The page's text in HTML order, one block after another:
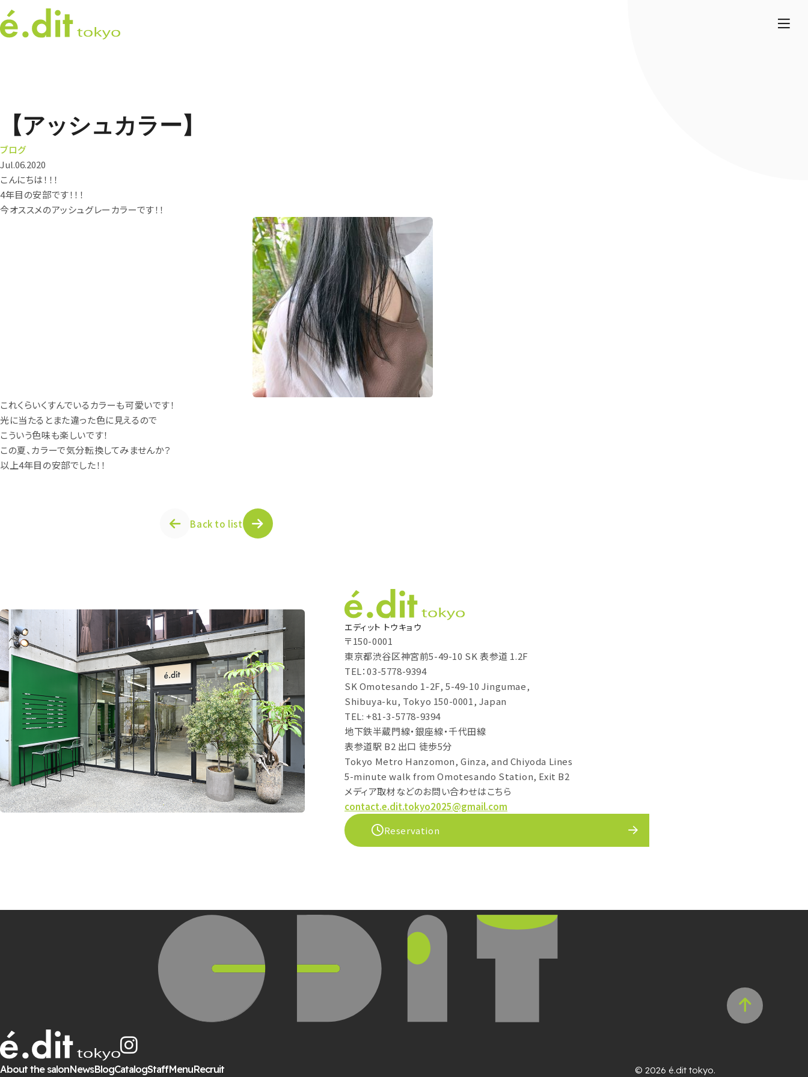
【アッシュカラー】
ブログ
Jul.06.2020
こんにちは！！！
4年目の安部です！！！
今オススメのアッシュグレーカラーです！！
これくらいくすんでいるカラーも可愛いです！
光に当たるとまた違った色に見えるので
こういう色味も楽しいです！
この夏、カラーで気分転換してみませんか？
以上4年目の安部でした！！
Back to list
エディット トウキョウ
〒150-0001
東京都渋谷区神宮前5-49-10 SK 表参道 1.2F
TEL：03-5778-9394
SK Omotesando 1-2F, 5-49-10 Jingumae,
Shibuya-ku, Tokyo 150-0001, Japan
TEL: +81-3-5778-9394
地下鉄半蔵門線・銀座線・千代田線
表参道駅 B2 出口 徒歩5分
Tokyo Metro Hanzomon, Ginza, and Chiyoda Lines
5-minute walk from Omotesando Station, Exit B2
メディア取材などのお問い合わせはこちら
contact.e.dit.tokyo2025@gmail.com
Reservation
About the salonNewsBlogCatalogStaffMenuRecruit © 2026 é.dit tokyo.